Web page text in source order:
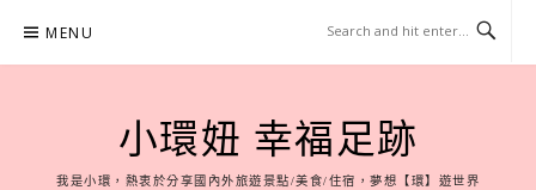
content
MENU
小環妞 幸福足跡
我是小環，熱衷於分享國內外旅遊景點/美食/住宿，夢想【環】遊世界